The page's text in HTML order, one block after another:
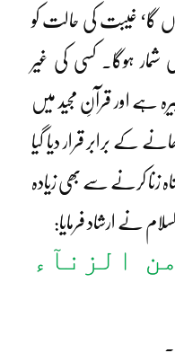
گا‘ غیبت کی حالت کو
شمار ہوگا۔ کسی کی غیر
ہے اور قرآنِ مجید میں
کے برابر قرار دیا گیا
زنا کرنے سے بھی زیادہ
نے ارشاد فرمایا:
الزنآء